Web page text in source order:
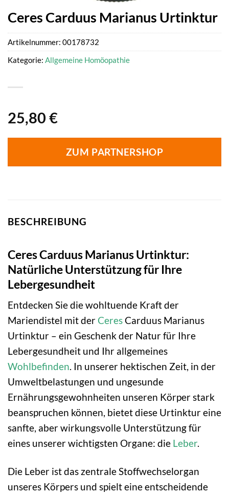
Ceres Carduus Marianus Urtinktur
25,80 €
ZUM PARTNERSHOP
Artikelnummer: 00178732
Kategorie: Allgemeine Homöopathie
BESCHREIBUNG
Ceres Carduus Marianus Urtinktur:
Natürliche Unterstützung für Ihre
Lebergesundheit
Entdecken Sie die wohltuende Kraft der
Mariendistel mit der CeresCarduus Marianus
Urtinktur – ein Geschenk der Natur für Ihre
Lebergesundheit und Ihr allgemeines
Wohlbefinden. In unserer hektischen Zeit, in der
Umweltbelastungen und ungesunde
Ernährungsgewohnheiten unseren Körper stark
beanspruchen können, bietet diese Urtinktur eine
sanfte, aber wirkungsvolle Unterstützung für
eines unserer wichtigsten Organe: die Leber.
Die Leber ist das zentrale Stoffwechselorgan
unseres Körpers und spielt eine entscheidende